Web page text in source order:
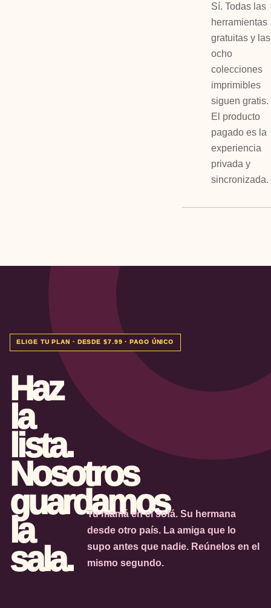
Sí. Todas las
herramientas
gratuitas y las
ocho
colecciones
imprimibles
siguen gratis.
El producto
pagado es la
experiencia
privada y
sincronizada.
ELIGE TU PLAN · DESDE $7.99 · PAGO ÚNICO
Haz
la
lista.
Nosotros
guardamos
la
sala.
Tu mamá en el sofá. Su hermana
desde otro país. La amiga que lo
supo antes que nadie. Reúnelos en el
mismo segundo.